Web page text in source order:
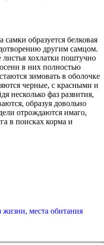
образуется белковая
другим самцом.
листья хохлатки поштучно
в них полностью
зимовать в оболочке
черные, с красными и
несколько фаз развития,
образуя довольно
отрождаются имаго,
в поисках корма и